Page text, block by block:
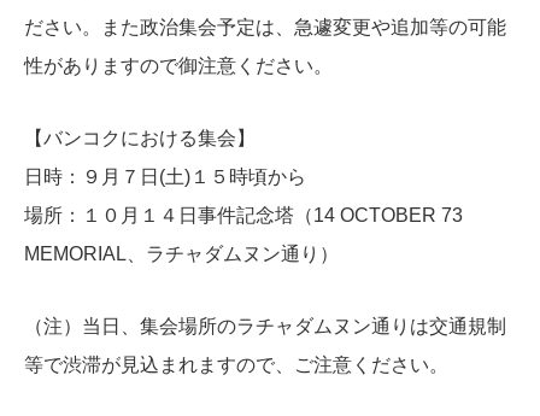
ださい。また政治集会予定は、急遽変更や追加等の可能
性がありますので御注意ください。
【バンコクにおける集会】
日時：９月７日(土)１５時頃から
場所：１０月１４日事件記念塔（14 OCTOBER 73
MEMORIAL、ラチャダムヌン通り）
（注）当日、集会場所のラチャダムヌン通りは交通規制
等で渋滞が見込まれますので、ご注意ください。